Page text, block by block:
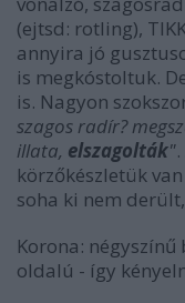
(ejtsd: rotling),
annyira jó
is megkóstoltuk.
is. Nagyon
szagos radír?
illata, elszagolták"
körzőkészletük
soha ki nem
Korona:
oldalú - így